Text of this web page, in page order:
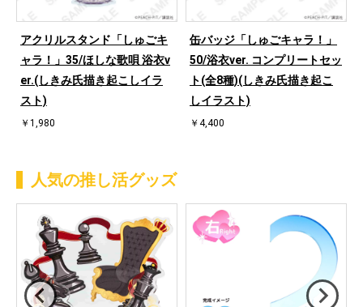
アクリルスタンド「しゅごキ
ャラ！」35/ほしな歌唄 浴衣v
er.(しきみ氏描き起こしイラ
スト)
￥1,980
缶バッジ「しゅごキャラ！」
50/浴衣ver. コンプリートセッ
ト(全8種)(しきみ氏描き起こ
しイラスト)
￥4,400
人気の推し活グッズ